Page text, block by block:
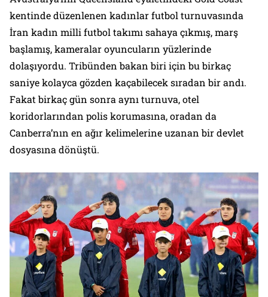
kentinde düzenlenen kadınlar futbol turnuvasında
İran kadın milli futbol takımı sahaya çıkmış, marş
başlamış, kameralar oyuncuların yüzlerinde
dolaşıyordu. Tribünden bakan biri için bu birkaç
saniye kolayca gözden kaçabilecek sıradan bir andı.
Fakat birkaç gün sonra aynı turnuva, otel
koridorlarından polis korumasına, oradan da
Canberra’nın en ağır kelimelerine uzanan bir devlet
dosyasına dönüştü.